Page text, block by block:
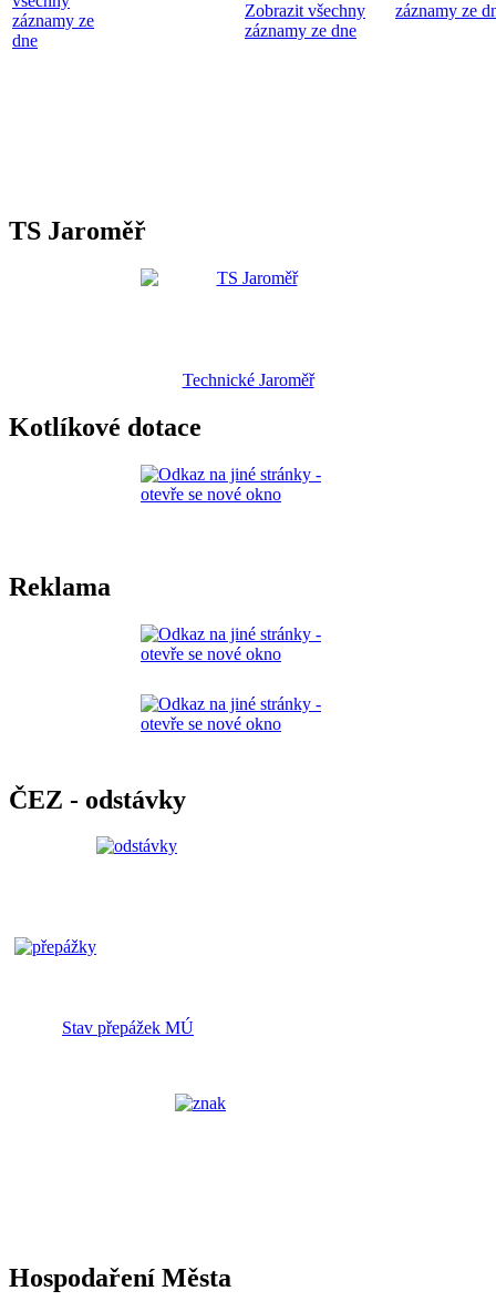
záznamy ze
dne
Zobrazit všechny
záznamy ze dne
záznamy ze
TS Jaroměř
Technické Jaroměř
Kotlíkové dotace
Reklama
ČEZ - odstávky
Stav přepážek MÚ
Hospodaření Města